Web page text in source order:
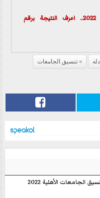
تنسيق المرحلة الثانية 2022.. اعرف النتيجة برقم
تنسيق الجامعات
الجامعات الأهلية 2022